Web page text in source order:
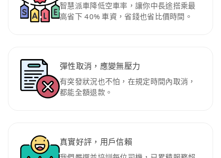
智慧派車降低空車率，讓你中長途搭乘最
高省下 40% 車資，省錢也省比價時間。
彈性取消，應變無壓力
有突發狀況也不怕，在規定時間內取消，
都能全額退款。
真實好評，用戶信賴